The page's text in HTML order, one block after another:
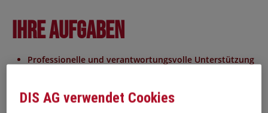
Ihre Aufgaben
Professionelle und verantwortungsvolle Unterstützung
Selbständige Bearbeitung von Korrespondenzen,
schriftlich als auch telefonisch, sowie Erstellung von
DIS AG verwendet Cookies